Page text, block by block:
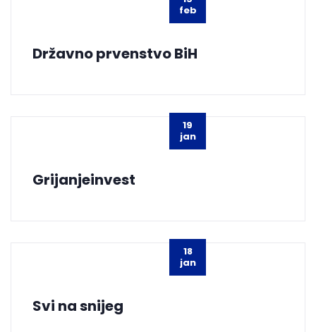
feb
Državno prvenstvo BiH
19
jan
Grijanjeinvest
18
jan
Svi na snijeg